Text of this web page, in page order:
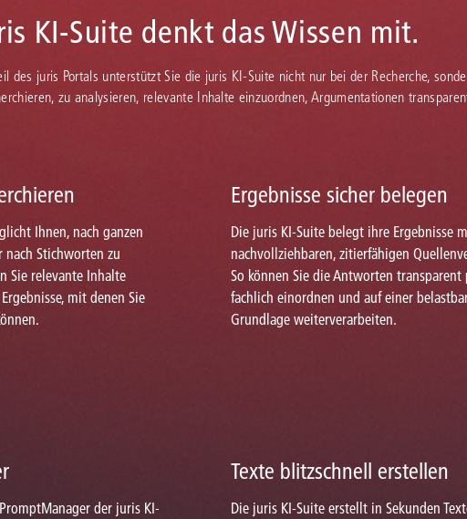
KI-Suite denkt das Wissen mit.
des juris Portals unterstützt Sie die juris KI-Suite nicht nur bei der Recherche,
zu analysieren, relevante Inhalte einzuordnen, Argumentationen
Ihnen, nach ganzen
nach Stichworten zu
Sie relevante Inhalte
mit denen Sie
Ergebnisse sicher belegen
Die juris KI-Suite belegt ihre Ergebnisse
nachvollziehbaren, zitierfähigen
So können Sie die Antworten transparent
fachlich einordnen und auf einer
Grundlage weiterverarbeiten.
der juris KI-
Texte blitzschnell erstellen
Die juris KI-Suite erstellt in Sekunden